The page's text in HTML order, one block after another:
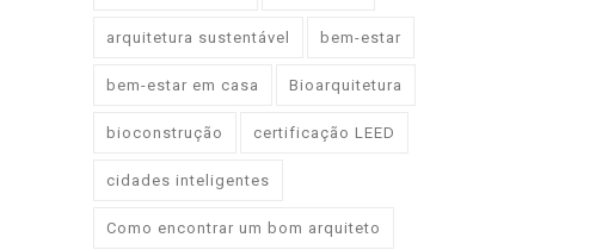
arquitetura sustentável bem-estar
bem-estar em casa Bioarquitetura
bioconstrução certificação LEED
cidades inteligentes
Como encontrar um bom arquiteto